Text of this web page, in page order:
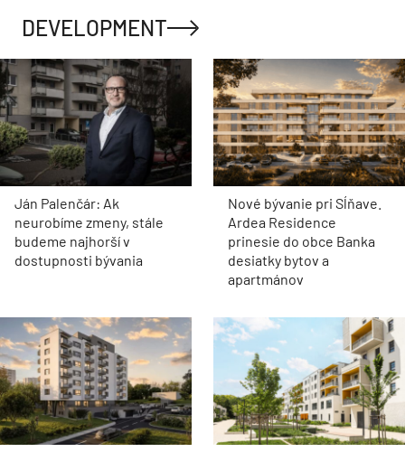
DEVELOPMENT
Ján Palenčár: Ak
neurobíme zmeny, stále
budeme najhorší v
dostupnosti bývania
Nové bývanie pri Sĺňave.
Ardea Residence
prinesie do obce Banka
desiatky bytov a
apartmánov